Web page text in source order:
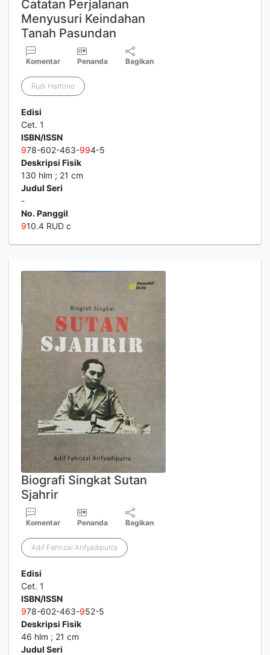
Catatan Perjalanan
Menyusuri Keindahan
Tanah Pasundan
Komentar Penanda Bagikan
Rudi Hartono
Edisi
Cet. 1
ISBN/ISSN
978-602-463-994-5
Deskripsi Fisik
130 hlm ; 21 cm
Judul Seri
-
No. Panggil
910.4 RUD c
Biografi Singkat Sutan
Sjahrir
Komentar Penanda Bagikan
Adif Fahrizal Arifyadiputra
Edisi
Cet. 1
ISBN/ISSN
978-602-463-952-5
Deskripsi Fisik
46 hlm ; 21 cm
Judul Seri